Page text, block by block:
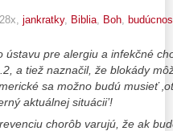
jankratky, Biblia Boh
ústavu pre alergiu a infekčné
a tiež naznačil, že blokády
sa možno budú musieť
aktuálnej situácii’!
chorôb varujú, že ak